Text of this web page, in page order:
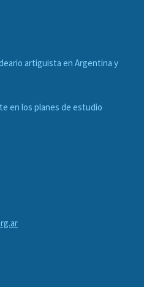
artiguista en Argentina y
en los planes de estudio